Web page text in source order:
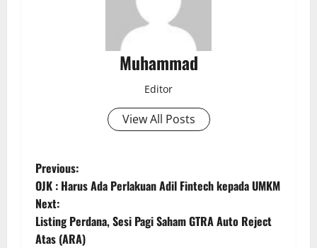
Muhammad
Editor
View All Posts
Previous:
OJK : Harus Ada Perlakuan Adil Fintech kepada UMKM
Next:
Listing Perdana, Sesi Pagi Saham GTRA Auto Reject
Atas (ARA)